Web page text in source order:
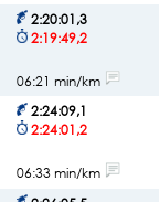
2:20:01,3
2:19:49,2
06:21 min/km
2:24:09,1
2:24:01,2
06:33 min/km